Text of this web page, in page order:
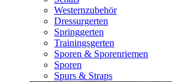
Westernzubehör
Dressurgerten
Springgerten
Trainingsgerten
Sporen & Sporenriemen
Sporen
Spurs & Straps